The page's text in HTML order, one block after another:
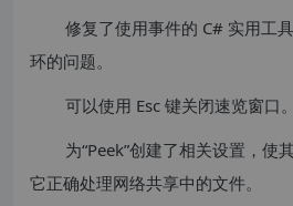
修复了使用事件的 C# 实用工
环的问题。
可以使用 Esc 键关闭速览窗口。
为“Peek”创建了相关设置，使
它正确处理网络共享中的文件。